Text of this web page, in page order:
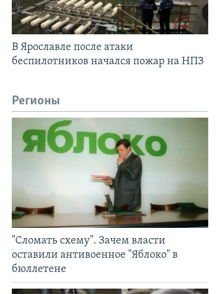
В Ярославле после атаки
беспилотников начался пожар на НПЗ
Регионы
"Сломать схему". Зачем власти
оставили антивоенное "Яблоко" в
бюллетене